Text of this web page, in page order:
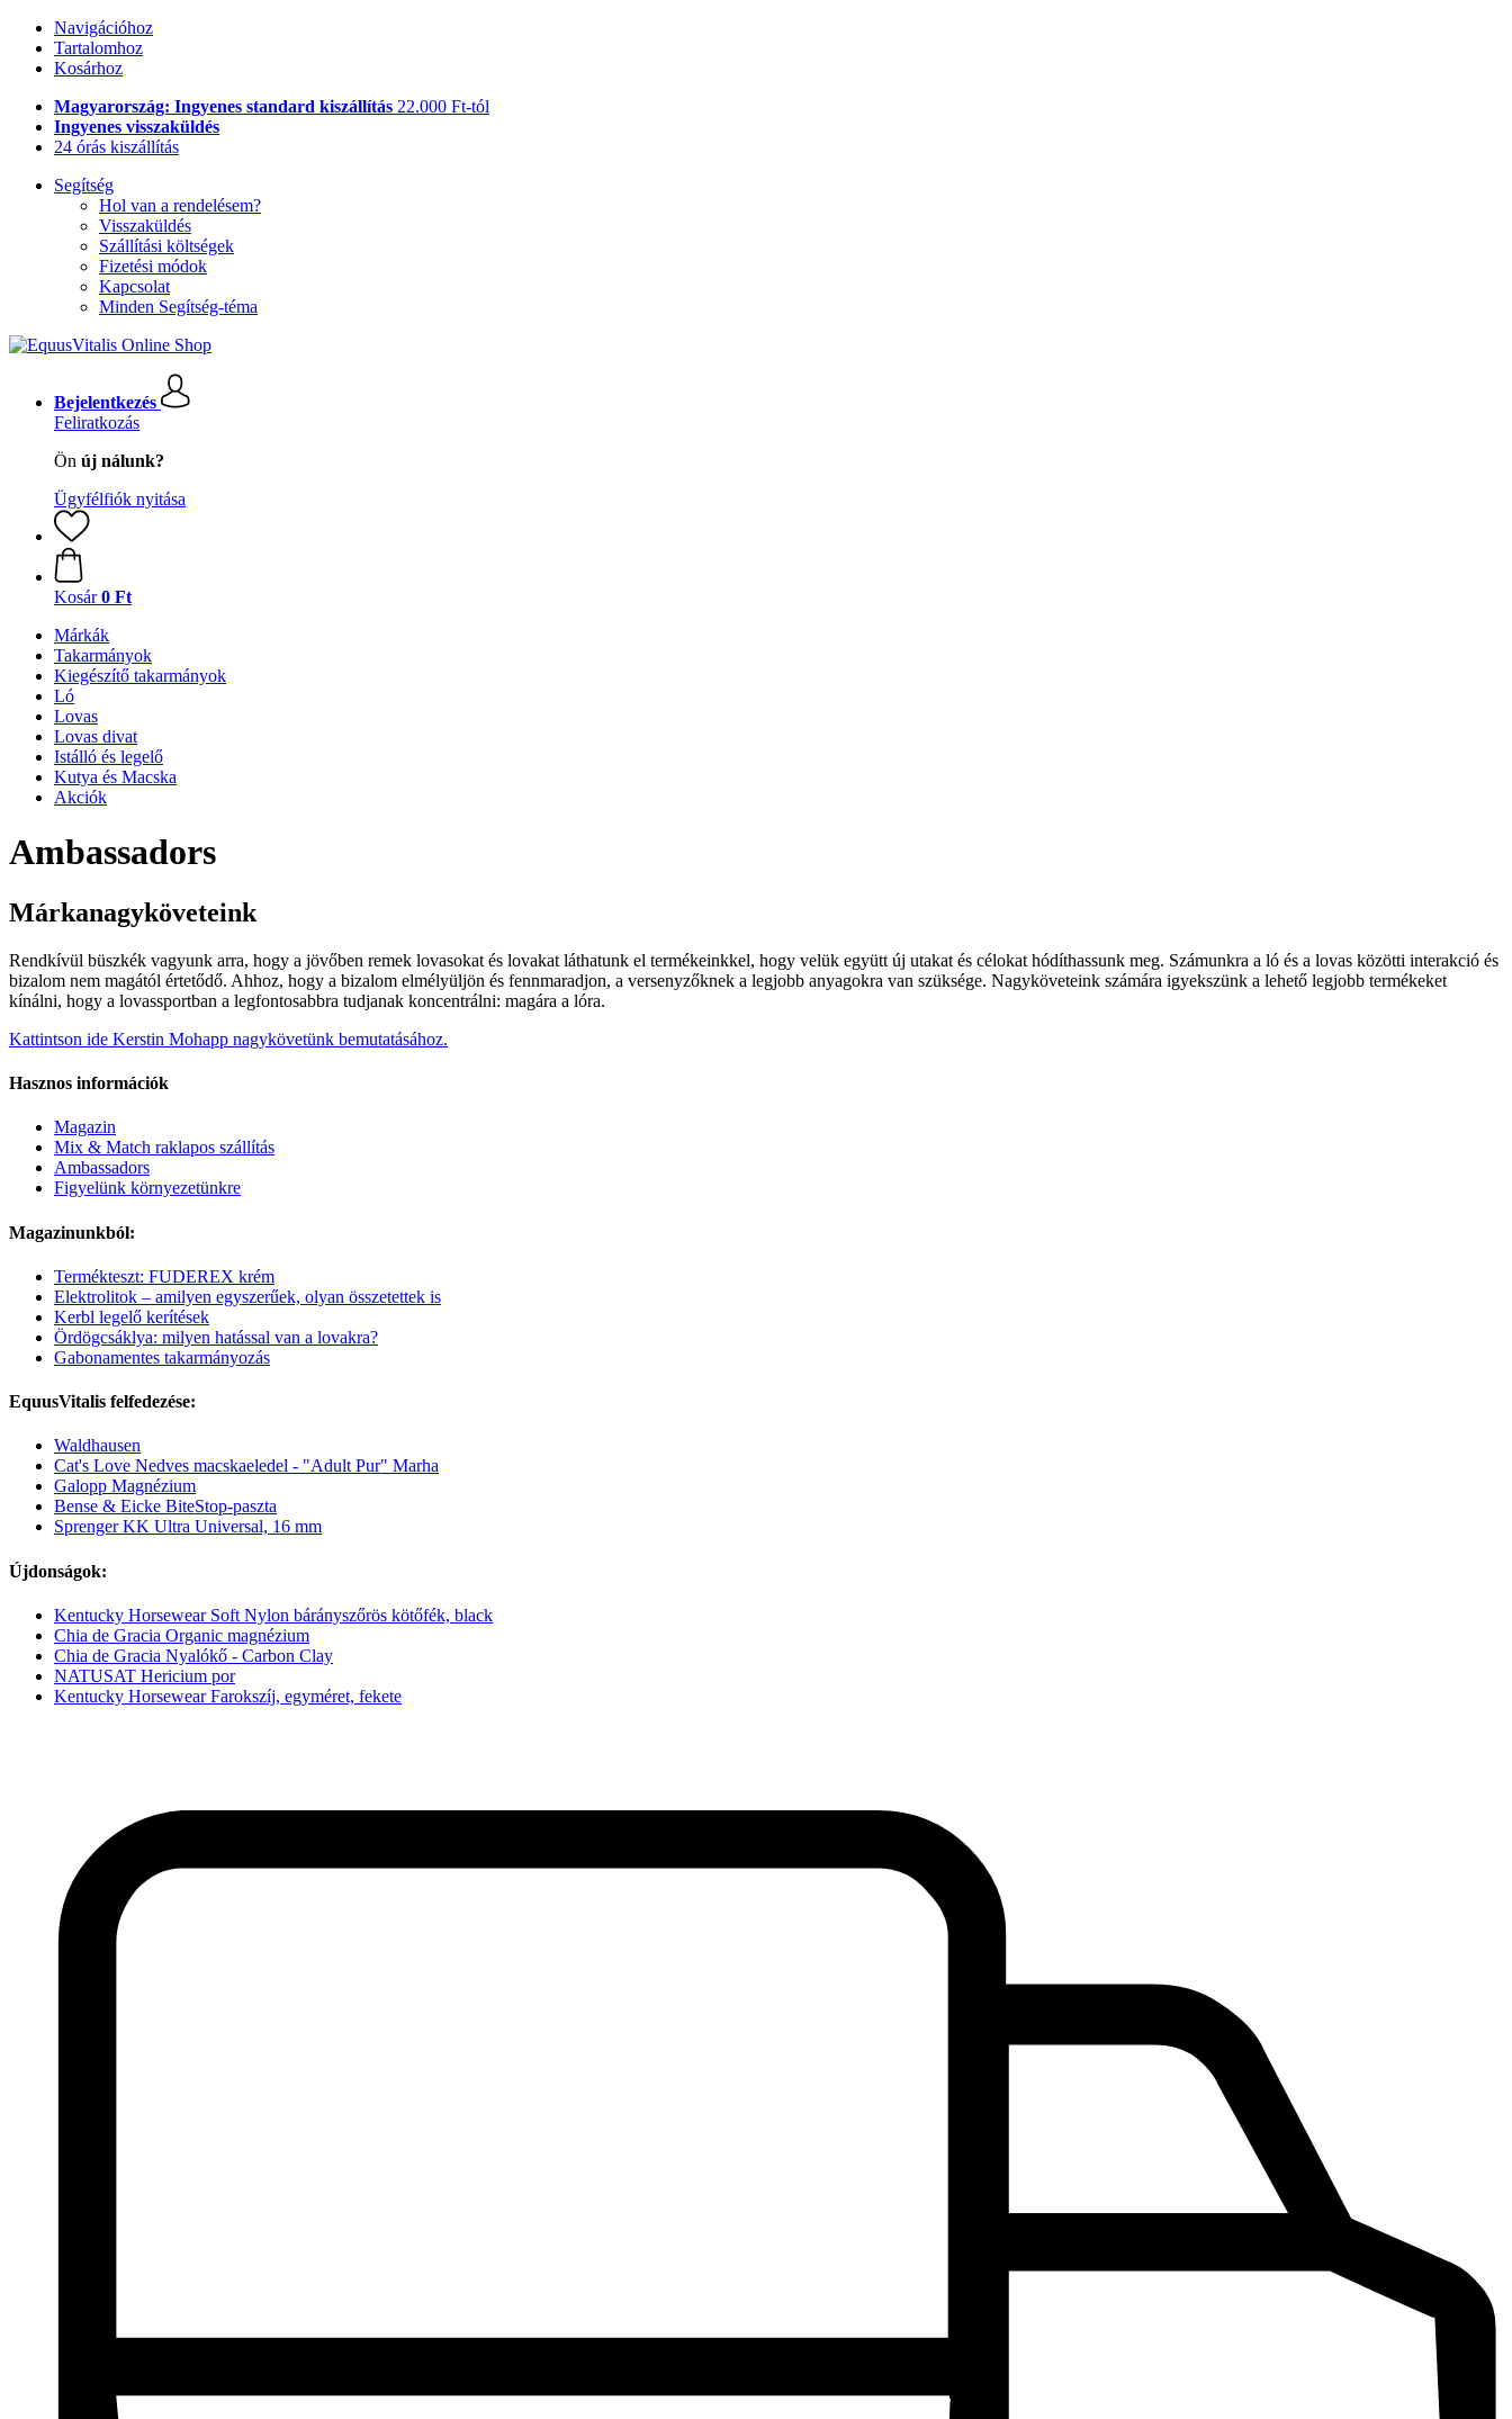
Navigációhoz
Tartalomhoz
Kosárhoz
Magyarország: Ingyenes standard kiszállítás 22.000 Ft-tól
Ingyenes visszaküldés
24 órás kiszállítás
Segítség
Hol van a rendelésem?
Visszaküldés
Szállítási költségek
Fizetési módok
Kapcsolat
Minden Segítség-téma
Bejelentkezés
Feliratkozás
Ön új nálunk?
Ügyfélfiók nyitása
Kosár 0 Ft
Márkák
Takarmányok
Kiegészítő takarmányok
Ló
Lovas
Lovas divat
Istálló és legelő
Kutya és Macska
Akciók
Ambassadors
Márkanagyköveteink
Rendkívül büszkék vagyunk arra, hogy a jövőben remek lovasokat és lovakat láthatunk el termékeinkkel, hogy velük együtt új utakat és célokat hódíthassunk meg. Számunkra a ló és a lovas közötti interakció és
bizalom nem magától értetődő. Ahhoz, hogy a bizalom elmélyüljön és fennmaradjon, a versenyzőknek a legjobb anyagokra van szüksége. Nagyköveteink számára igyekszünk a lehető legjobb termékeket
kínálni, hogy a lovassportban a legfontosabbra tudjanak koncentrálni: magára a lóra.
Kattintson ide Kerstin Mohapp nagykövetünk bemutatásához.
Hasznos információk
Magazin
Mix & Match raklapos szállítás
Ambassadors
Figyelünk környezetünkre
Magazinunkból:
Termékteszt: FUDEREX krém
Elektrolitok – amilyen egyszerűek, olyan összetettek is
Kerbl legelő kerítések
Ördögcsáklya: milyen hatással van a lovakra?
Gabonamentes takarmányozás
EquusVitalis felfedezése:
Waldhausen
Cat's Love Nedves macskaeledel - "Adult Pur" Marha
Galopp Magnézium
Bense & Eicke BiteStop-paszta
Sprenger KK Ultra Universal, 16 mm
Újdonságok:
Kentucky Horsewear Soft Nylon bárányszőrös kötőfék, black
Chia de Gracia Organic magnézium
Chia de Gracia Nyalókő - Carbon Clay
NATUSAT Hericium por
Kentucky Horsewear Farokszíj, egyméret, fekete